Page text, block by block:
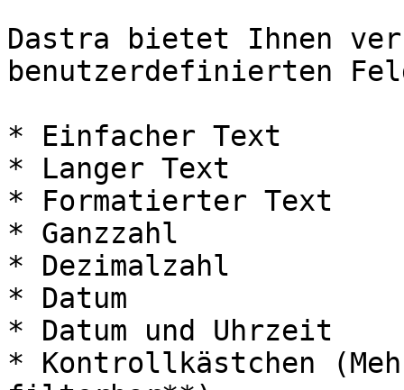
Dastra bietet Ihnen
benutzerdefinierten
* Einfacher Text
* Langer Text
* Formatierter Text
* Ganzzahl
* Dezimalzahl
* Datum
* Datum und Uhrzeit
* Kontrollkästchen